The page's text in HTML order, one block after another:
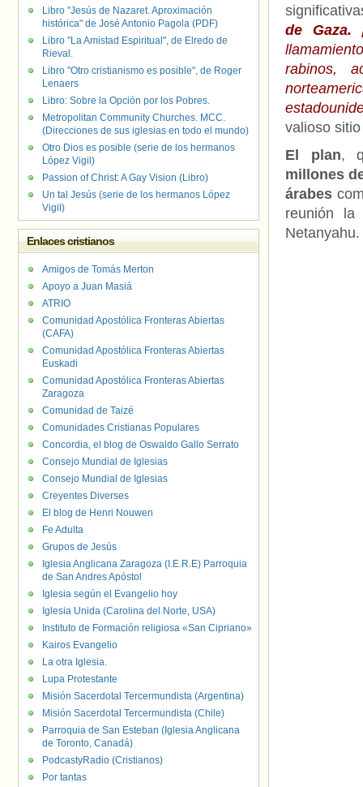
de Gaza.
rabinos,
valioso
El plan,
millones
árabes
reunión la
Netanyahu.
Libro "Jesús de Nazaret. Aproximación
histórica" de José Antonio Pagola (PDF)
Libro "La Amistad Espiritual", de Elredo de
Rieval.
Libro "Otro cristianismo es posible", de Roger
Lenaers
Libro: Sobre la Opción por los Pobres.
Metropolitan Community Churches. MCC.
(Direcciones de sus iglesias en todo el mundo)
Otro Dios es posible (serie de los hermanos
López Vigil)
Passion of Christ: A Gay Vision (Libro)
Un tal Jesús (serie de los hermanos López
Vigil)
Enlaces cristianos
Amigos de Tomás Merton
Apoyo a Juan Masiá
ATRIO
Comunidad Apostólica Fronteras Abiertas
(CAFA)
Comunidad Apostólica Fronteras Abiertas
Euskadi
Comunidad Apostólica Fronteras Abiertas
Zaragoza
Comunidad de Taizé
Comunidades Cristianas Populares
Concordia, el blog de Oswaldo Gallo Serrato
Consejo Mundial de Iglesias
Consejo Mundial de Iglesias
Creyentes Diverses
El blog de Henri Nouwen
Fe Adulta
Grupos de Jesús
Iglesia Anglicana Zaragoza (I.E.R.E) Parroquia
de San Andres Apóstol
Iglesia según el Evangelio hoy
Iglesia Unida (Carolina del Norte, USA)
Instituto de Formación religiosa «San Cipriano»
Kairos Evangelio
La otra Iglesia.
Lupa Protestante
Misión Sacerdotal Tercermundista (Argentina)
Misión Sacerdotal Tercermundista (Chile)
Parroquia de San Esteban (Iglesia Anglicana
de Toronto, Canadá)
PodcastyRadio (Cristianos)
Por tantas